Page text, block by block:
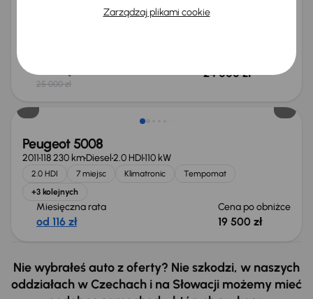
Miesięczna rata Cena promocyjna
25 000 zł
24 000 zł
Peugeot 5008
2011118 230 kmDiesel2.0 HDI110 kW
2.0 HDI 7 miejsc Klimatronic
Tempomat
+3 kolejnych
Miesięczna rata
od 116 zł
Cena po obniżce
19 500 zł
Nie wybrałeś auto z oferty? Nie szkodzi, w naszych
oddziałach w Czechach i na Słowacji możemy mieć
Zarządzaj plikami cookie